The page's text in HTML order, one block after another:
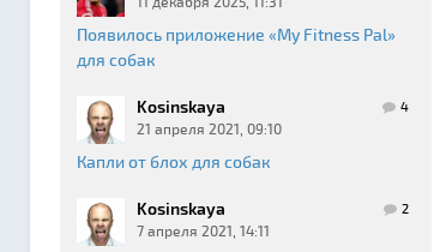
Появилось приложение «My Fitness Pal»
для собак
4
Kosinskaya
21 апреля 2021, 09:10
Капли от блох для собак
2
Kosinskaya
7 апреля 2021, 14:11